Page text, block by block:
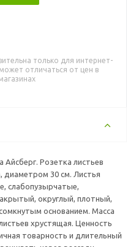
только для интернет-
отличаться от цен в
Розетка листьев
диаметром 30 см. Листья
слабопузырчатые,
округлый, плотный,
основанием. Масса
хрустящая. Ценность
товарность и длительный